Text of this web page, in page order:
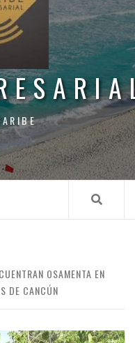
OSAMENTA EN
DE CANCÚN